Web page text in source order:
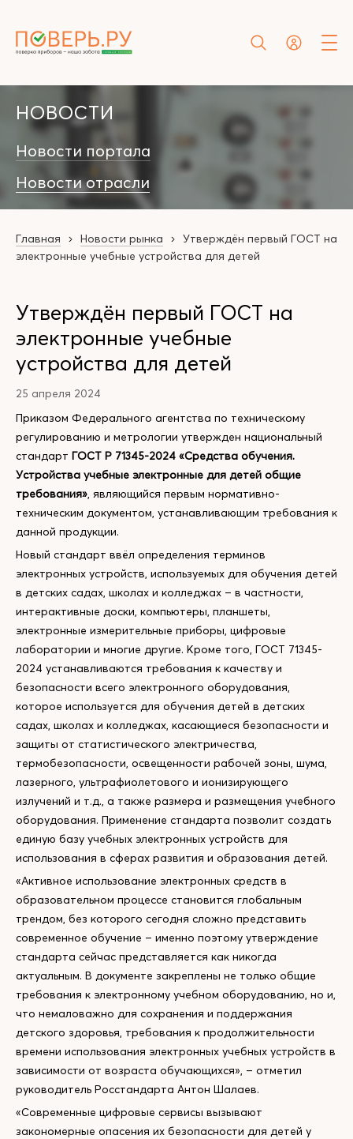
НОВОСТИ
Новости портала
Новости отрасли
Главная Новости рынка
Утверждён первый ГОСТ на
электронные учебные устройства для детей
Утверждён первый ГОСТ на
электронные учебные
устройства для детей
25 апреля 2024
Приказом Федерального агентства по техническому
регулированию и метрологии утвержден национальный
стандарт ГОСТ Р 71345-2024 «Средства обучения.
Устройства учебные электронные для детей общие
требования», являющийся первым нормативно-
техническим документом, устанавливающим требования к
данной продукции.
Новый стандарт ввёл определения терминов
электронных устройств, используемых для обучения детей
в детских садах, школах и колледжах – в частности,
интерактивные доски, компьютеры, планшеты,
электронные измерительные приборы, цифровые
лаборатории и многие другие. Кроме того, ГОСТ 71345-
2024 устанавливаются требования к качеству и
безопасности всего электронного оборудования,
которое используется для обучения детей в детских
садах, школах и колледжах, касающиеся безопасности и
защиты от статистического электричества,
термобезопасности, освещенности рабочей зоны, шума,
лазерного, ультрафиолетового и ионизирующего
излучений и т.д., а также размера и размещения учебного
оборудования. Применение стандарта позволит создать
единую базу учебных электронных устройств для
использования в сферах развития и образования детей.
«Активное использование электронных средств в
образовательном процессе становится глобальным
трендом, без которого сегодня сложно представить
современное обучение – именно поэтому утверждение
стандарта сейчас представляется как никогда
актуальным. В документе закреплены не только общие
требования к электронному учебном оборудованию, но и,
что немаловажно для сохранения и поддержания
детского здоровья, требования к продолжительности
времени использования электронных учебных устройств в
зависимости от возраста обучающихся», – отметил
руководитель Росстандарта Антон Шалаев.
«Современные цифровые сервисы вызывают
закономерные опасения их безопасности для детей у